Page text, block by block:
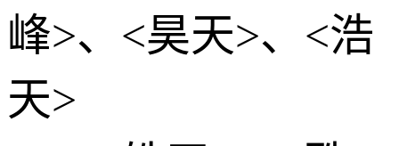
峰>、<昊天>、<浩
天>